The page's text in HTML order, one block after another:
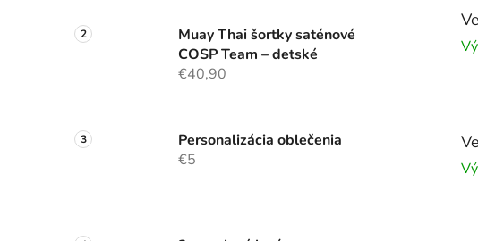
Muay Thai šortky saténové
COSP Team – detské
€40,90
Personalizácia oblečenia
€5